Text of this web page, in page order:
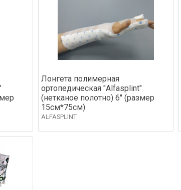
Лонгета полимерная
ортопедическая "Alfasplint"
(нетканое полотно) 6" (размер
15см*75см)
ALFASPLINT